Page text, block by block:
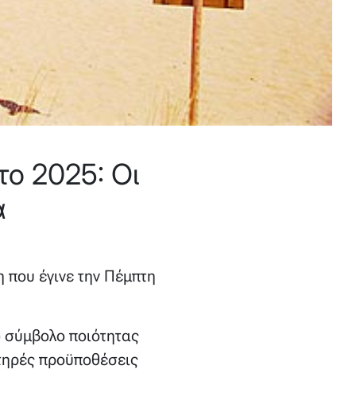
2025: Οι
έγινε την Πέμπτη
σύμβολο ποιότητας
προϋποθέσεις